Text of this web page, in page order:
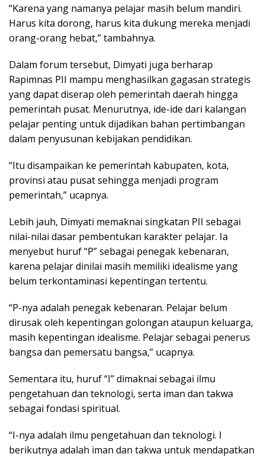
“Karena yang namanya pelajar masih belum mandiri.
Harus kita dorong, harus kita dukung mereka menjadi
orang-orang hebat,” tambahnya.
Dalam forum tersebut, Dimyati juga berharap
Rapimnas PII mampu menghasilkan gagasan strategis
yang dapat diserap oleh pemerintah daerah hingga
pemerintah pusat. Menurutnya, ide-ide dari kalangan
pelajar penting untuk dijadikan bahan pertimbangan
dalam penyusunan kebijakan pendidikan.
“Itu disampaikan ke pemerintah kabupaten, kota,
provinsi atau pusat sehingga menjadi program
pemerintah,” ucapnya.
Lebih jauh, Dimyati memaknai singkatan PII sebagai
nilai-nilai dasar pembentukan karakter pelajar. Ia
menyebut huruf “P” sebagai penegak kebenaran,
karena pelajar dinilai masih memiliki idealisme yang
belum terkontaminasi kepentingan tertentu.
“P-nya adalah penegak kebenaran. Pelajar belum
dirusak oleh kepentingan golongan ataupun keluarga,
masih kepentingan idealisme. Pelajar sebagai penerus
bangsa dan pemersatu bangsa,” ucapnya.
Sementara itu, huruf “I” dimaknai sebagai ilmu
pengetahuan dan teknologi, serta iman dan takwa
sebagai fondasi spiritual.
“I-nya adalah ilmu pengetahuan dan teknologi. I
berikutnya adalah iman dan takwa untuk mendapatkan